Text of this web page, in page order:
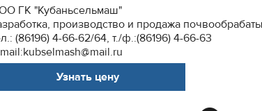
ГК "Кубаньсельмаш"
производство и продажа
(86196) 4-66-62/64, т./ф.:(86196) 4-66-63
Узнать цену